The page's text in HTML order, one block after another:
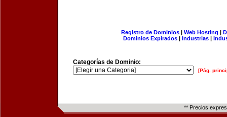
Registro de Dominios| Web Hosting |
Dominios Expirados | Industrias |
Categorías de Dominio:
[Pág.
** Precios